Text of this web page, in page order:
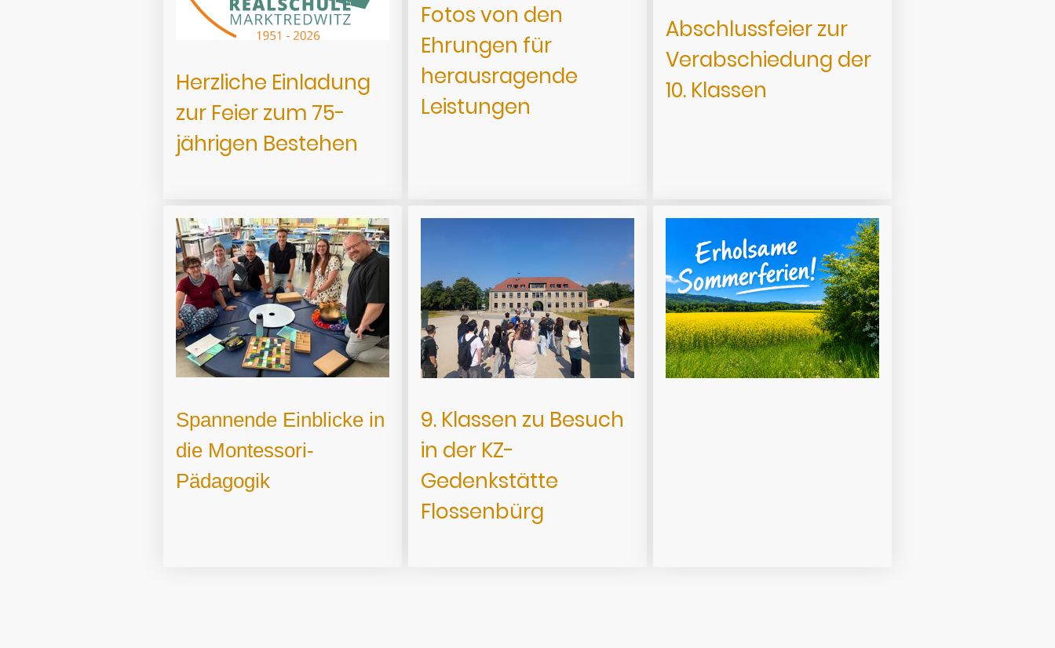
Herzliche Einladung
zur Feier zum 75-
jährigen Bestehen
Fotos von den
Ehrungen für
herausragende
Leistungen
Abschlussfeier zur
Verabschiedung der
10. Klassen
Spannende Einblicke in
die Montessori-
Pädagogik
9. Klassen zu Besuch
in der KZ-
Gedenkstätte
Flossenbürg